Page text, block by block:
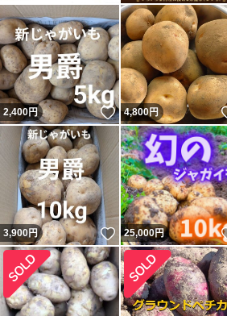
2,400円 いいね！
4,800円
3,900円 いいね！
25,000円